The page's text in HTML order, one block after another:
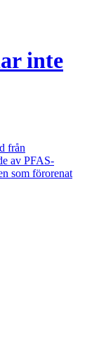
inte
från
av PFAS-
som förorenat